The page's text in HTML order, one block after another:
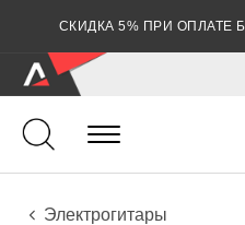
СКИДКА 5% ПРИ ОПЛАТЕ
Гитары
Электро инструменты
Инструменты
Электрогитары